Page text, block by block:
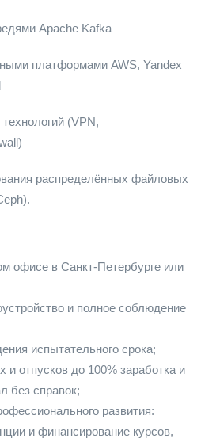
Apache Kafka
платформами AWS, Yandex
(VPN,
распределённых файловых
офисе в Санкт-Петербурге или
и полное соблюдение
испытательного срока;
и отпусков до 100% заработка и
без справок;
развития:
и финансирование курсов,